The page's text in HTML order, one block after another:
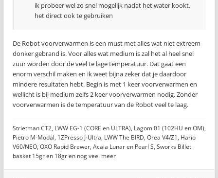
ik probeer wel zo snel mogelijk nadat het water kookt,
het direct ook te gebruiken
De Robot voorverwarmen is een must met alles wat niet extreem
donker gebrand is. Voor alles wat medium is zal het al heel snel
zuur worden door de veel te lage temperatuur. Dat gaat een
enorm verschil maken en ik weet bijna zeker dat je daardoor
mindere resultaten hebt. Begin is met 1 keer voorverwarmen en
wellicht is bij medium zelfs 2 keer voorverwarmen nodig. Zonder
voorverwarmen is de temperatuur van de Robot veel te laag.
Strietman CT2, LWW EG-1 (CORE en ULTRA), Lagom 01 (102HU en OM),
Pietro M-Modal, 1ZPresso J-Ultra, LWW The BIRD, Orea V4/Z1, Hario
V60/NEO, OXO Rapid Brewer, Acaia Lunar en Pearl S, Sworks Billet
basket 15gr en 18gr en nog veel meer